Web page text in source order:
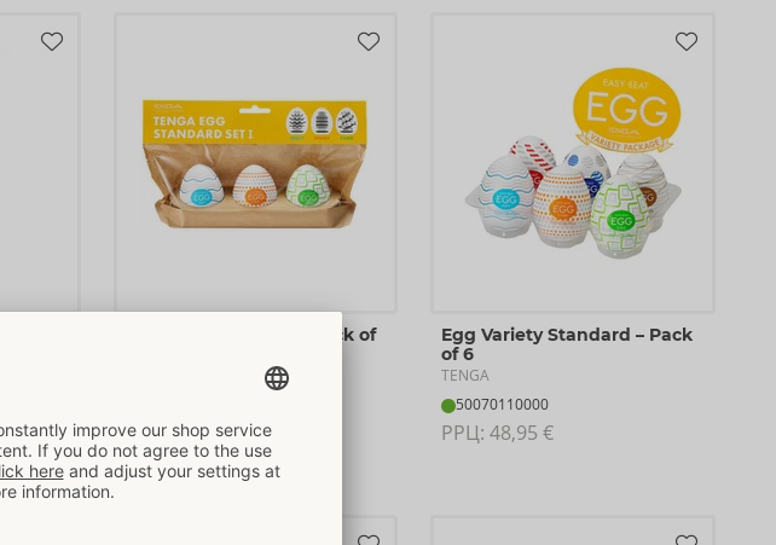
Egg Standard Set 1 – Pack of
РРЦ: 24,95 €
Egg Variety Standard – Pack
of 6
TENGA
50070110000
РРЦ: 48,95 €